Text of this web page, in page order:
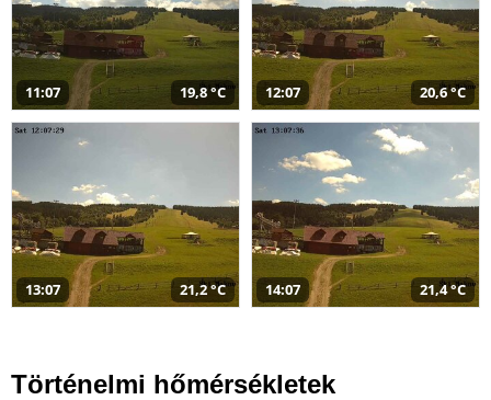
11:07 19,8 °C 12:07 20,6 °C
13:07 21,2 °C 14:07 21,4 °C
Történelmi hőmérsékletek